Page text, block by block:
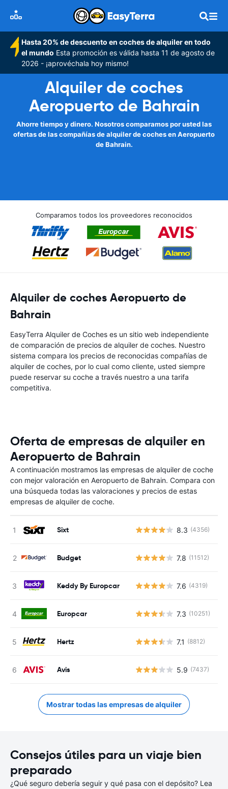
Hasta 20% de descuento en coches de alquiler en todo
el mundo Esta promoción es válida hasta 11 de agosto de
2026 - ¡aprovéchala hoy mismo!
Alquiler de coches
Aeropuerto de Bahrain
Ahorre tiempo y dinero. Nosotros comparamos por usted las
ofertas de las compañías de alquiler de coches en Aeropuerto
de Bahrain.
Comparamos todos los proveedores reconocidos
Alquiler de coches Aeropuerto de
Bahrain
EasyTerra Alquiler de Coches es un sitio web independiente
de comparación de precios de alquiler de coches. Nuestro
sistema compara los precios de reconocidas compañías de
alquiler de coches, por lo cual como cliente, usted siempre
puede reservar su coche a través nuestro a una tarifa
competitiva.
Oferta de empresas de alquiler en
Aeropuerto de Bahrain
A continuación mostramos las empresas de alquiler de coche
con mejor valoración en Aeropuerto de Bahrain. Compara con
una búsqueda todas las valoraciones y precios de estas
empresas de alquiler de coche.
Sixt 8.3 (4356)
Budget 7.8 (11512)
Keddy By Europcar 7.6 (4319)
Europcar 7.3 (10251)
Hertz 7.1 (8812)
Avis 5.9 (7437)
Mostrar todas las empresas de alquiler
Consejos útiles para un viaje bien
preparado
¿Qué seguro debería seguir y qué pasa con el depósito? Lea